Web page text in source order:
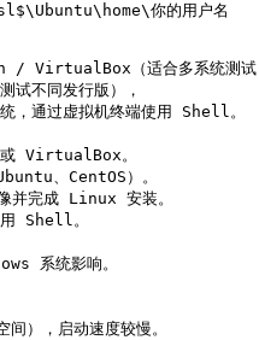
你的用户名
/ VirtualBox（适合多系统测试
不同发行版），
，通过虚拟机终端使用 Shell。
VirtualBox。
、CentOS）。
并完成 Linux 安装。
Shell。
系统影响。
），启动速度较慢。